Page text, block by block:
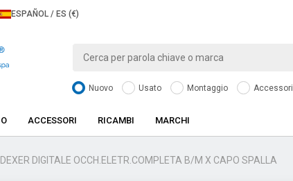
ESPAÑOL / ES (€)
Nuovo Usato Montaggio Accessori
ACCESSORI RICAMBI MARCHI
DIGITALE OCCH.ELETR.COMPLETA B/M X CAPO SPALLA